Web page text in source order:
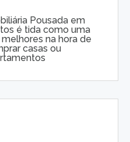
Pousada em
é tida como uma
melhores na hora de
casas ou